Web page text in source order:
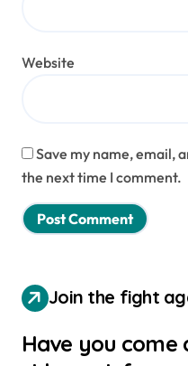
Website
Save my name, email,
the next time I comment.
Join the fight
Have you come